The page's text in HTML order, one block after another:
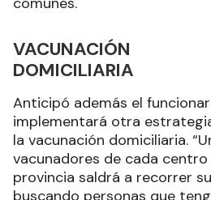
VACUNACIÓN
DOMICILIARIA
Anticipó además el
implementará otra
la vacunación domiciliaria.
vacunadores de cada centro
provincia saldrá a recorrer
buscando personas que